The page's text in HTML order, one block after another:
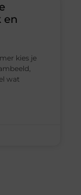
en
kies je
wat